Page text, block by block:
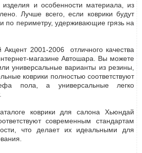
изделия и особенности материала, из
Лучше всего, если коврики будут
по периметру, удерживающие грязь на
2001-2006 отличного качества
магазине Автошара. Вы можете
универсальные варианты из резины,
коврики полностью соответствуют
пола, а универсальные легко
коврики для салона Хьюндай
современным стандартам
что делает их идеальными для